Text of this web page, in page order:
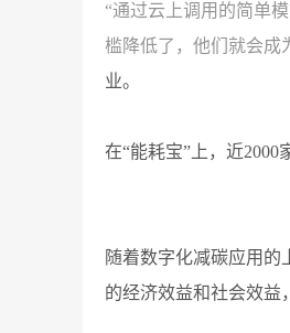
“通过云上调用的简单
槛降低了，他们就会成
业。
在“能耗宝”上，近2000
随着数字化减碳应用的
的经济效益和社会效益